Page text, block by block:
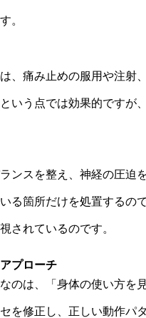
。
、痛み止めの服用や注射
いう点では効果的ですが
ンスを整え、神経の圧迫
る箇所だけを処置する
されているのです。
プローチ
のは、「身体の使い方を
を修正し、正しい動作パ